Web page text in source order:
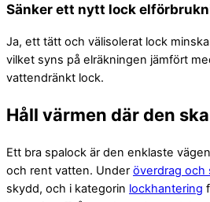
Sänker ett nytt lock
Ja, ett tätt och välisolerat lock
vilket syns på elräkningen jämfört
vattendränkt lock.
Håll värmen där den
Ett bra spalock är den enklaste
och rent vatten. Under överdrag och
skydd, och i kategorin lockhantering